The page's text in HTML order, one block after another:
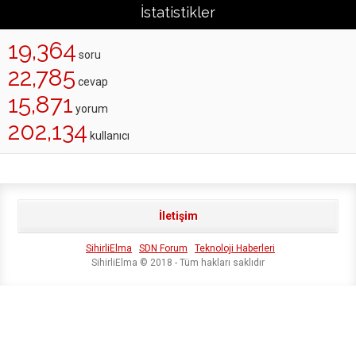
İstatistikler
19,364 soru
22,785 cevap
15,871 yorum
202,134 kullanıcı
İletişim
SihirliElma SDN Forum
Teknoloji Haberleri
SihirliElma © 2018 - Tüm hakları saklıdır